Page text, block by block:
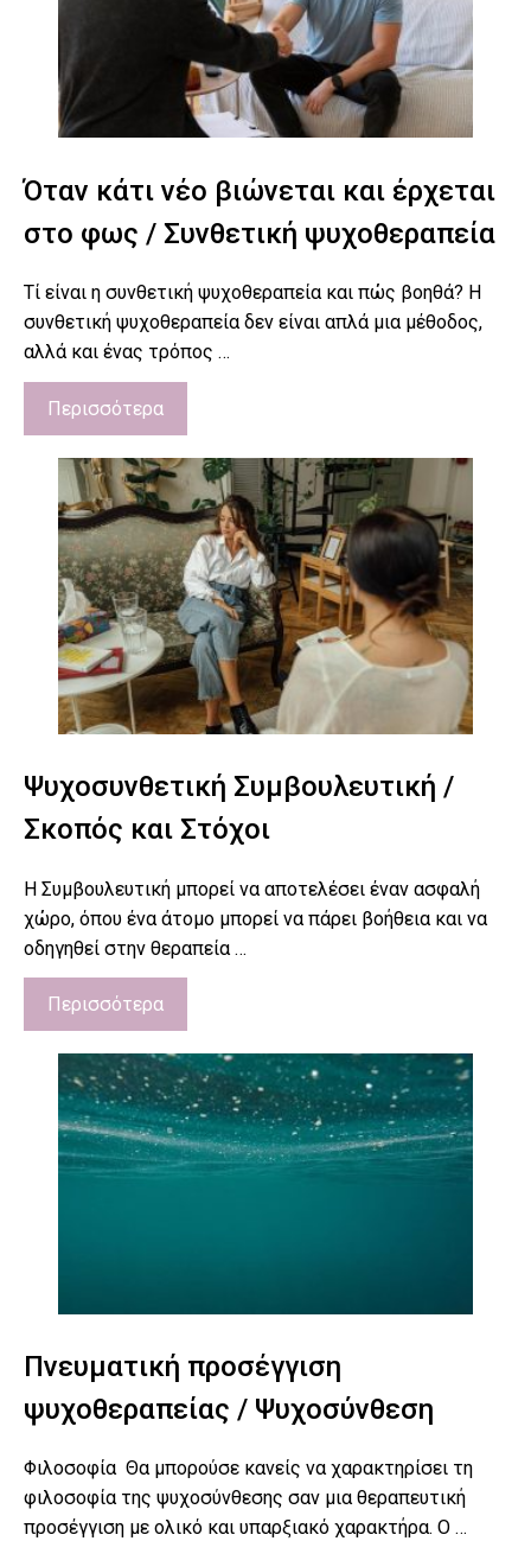
Όταν κάτι νέο βιώνεται και έρχεται
στο φως / Συνθετική ψυχοθεραπεία
Τί είναι η συνθετική ψυχοθεραπεία και πώς βοηθά? Η
συνθετική ψυχοθεραπεία δεν είναι απλά μια μέθοδος,
αλλά και ένας τρόπος …
Περισσότερα
Ψυχοσυνθετική Συμβουλευτική /
Σκοπός και Στόχοι
Η Συμβουλευτική μπορεί να αποτελέσει έναν ασφαλή
χώρο, όπου ένα άτομο μπορεί να πάρει βοήθεια και να
οδηγηθεί στην θεραπεία …
Περισσότερα
Πνευματική προσέγγιση
ψυχοθεραπείας / Ψυχοσύνθεση
Φιλοσοφία Θα μπορούσε κανείς να χαρακτηρίσει τη
φιλοσοφία της ψυχοσύνθεσης σαν μια θεραπευτική
προσέγγιση με ολικό και υπαρξιακό χαρακτήρα. Ο …